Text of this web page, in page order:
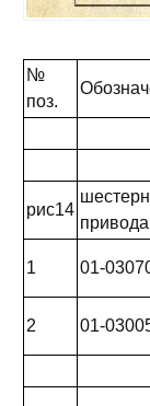
№
поз.
рис14
привода
1 01-
2 01-